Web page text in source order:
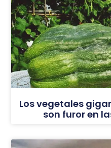
Los vegetales
son furor en